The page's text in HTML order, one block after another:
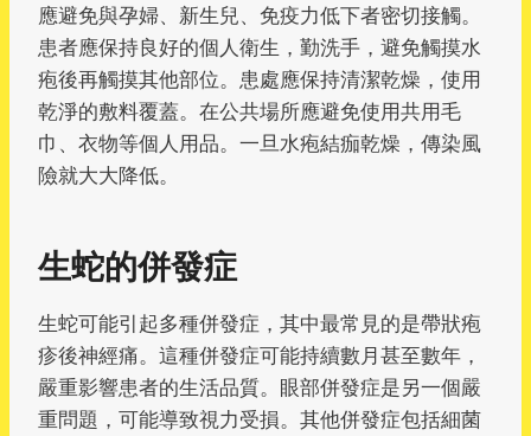
應避免與孕婦、新生兒、免疫力低下者密切接觸。
患者應保持良好的個人衛生，勤洗手，避免觸摸水
疱後再觸摸其他部位。患處應保持清潔乾燥，使用
乾淨的敷料覆蓋。在公共場所應避免使用共用毛
巾、衣物等個人用品。一旦水疱結痂乾燥，傳染風
險就大大降低。
生蛇的併發症
生蛇可能引起多種併發症，其中最常見的是帶狀疱
疹後神經痛。這種併發症可能持續數月甚至數年，
嚴重影響患者的生活品質。眼部併發症是另一個嚴
重問題，可能導致視力受損。其他併發症包括細菌